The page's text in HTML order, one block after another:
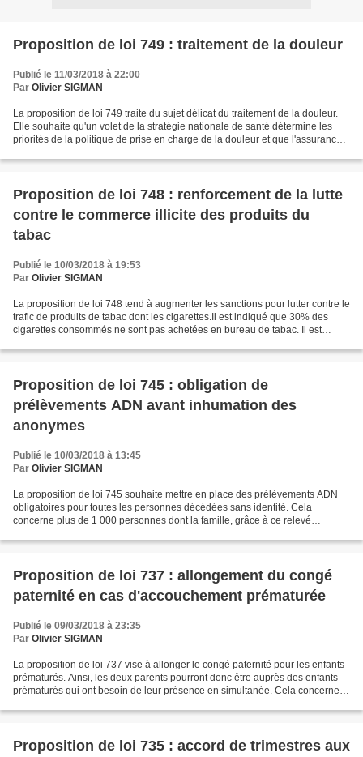
Proposition de loi 749 : traitement de la douleur
Publié le 11/03/2018 à 22:00
Par Olivier SIGMAN
La proposition de loi 749 traite du sujet délicat du traitement de la douleur.
Elle souhaite qu'un volet de la stratégie nationale de santé détermine les
priorités de la politique de prise en charge de la douleur et que l'assurance
Proposition de loi 748 : renforcement de la lutte
contre le commerce illicite des produits du
tabac
Publié le 10/03/2018 à 19:53
Par Olivier SIGMAN
La proposition de loi 748 tend à augmenter les sanctions pour lutter contre le
trafic de produits de tabac dont les cigarettes.Il est indiqué que 30% des
cigarettes consommés ne sont pas achetées en bureau de tabac. Il est
Proposition de loi 745 : obligation de
prélèvements ADN avant inhumation des
anonymes
Publié le 10/03/2018 à 13:45
Par Olivier SIGMAN
La proposition de loi 745 souhaite mettre en place des prélèvements ADN
obligatoires pour toutes les personnes décédées sans identité. Cela
concerne plus de 1 000 personnes dont la famille, grâce à ce relevé
Proposition de loi 737 : allongement du congé
paternité en cas d'accouchement prématurée
Publié le 09/03/2018 à 23:35
Par Olivier SIGMAN
La proposition de loi 737 vise à allonger le congé paternité pour les enfants
prématurés. Ainsi, les deux parents pourront donc être auprès des enfants
prématurés qui ont besoin de leur présence en simultanée. Cela concerne
Proposition de loi 735 : accord de trimestres aux